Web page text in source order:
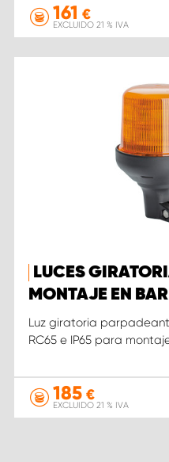
161 €
EXCLUIDO 21 % IVA
LUCES
MONTAJE EN
Luz giratoria
RC65 e IP65 para
185€
EXCLUIDO 21 % IVA